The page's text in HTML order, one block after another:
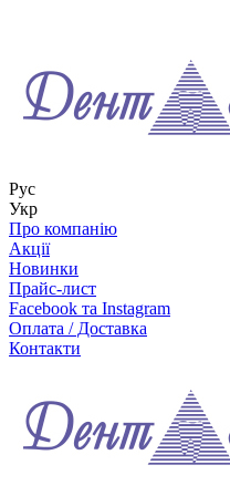
Рус
Укр
Про компанію
Акції
Новинки
Прайс-лист
Facebook та Instagram
Оплата / Доставка
Контакти